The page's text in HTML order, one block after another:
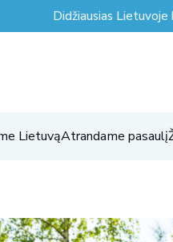
Didžiausias
LietuvąAtrandame pasaulį